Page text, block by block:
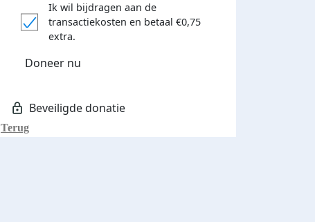
Donateurs bedankt
Terug
Ik wil bijdragen aan de
transactiekosten en betaal €0,75
extra.
Doneer nu